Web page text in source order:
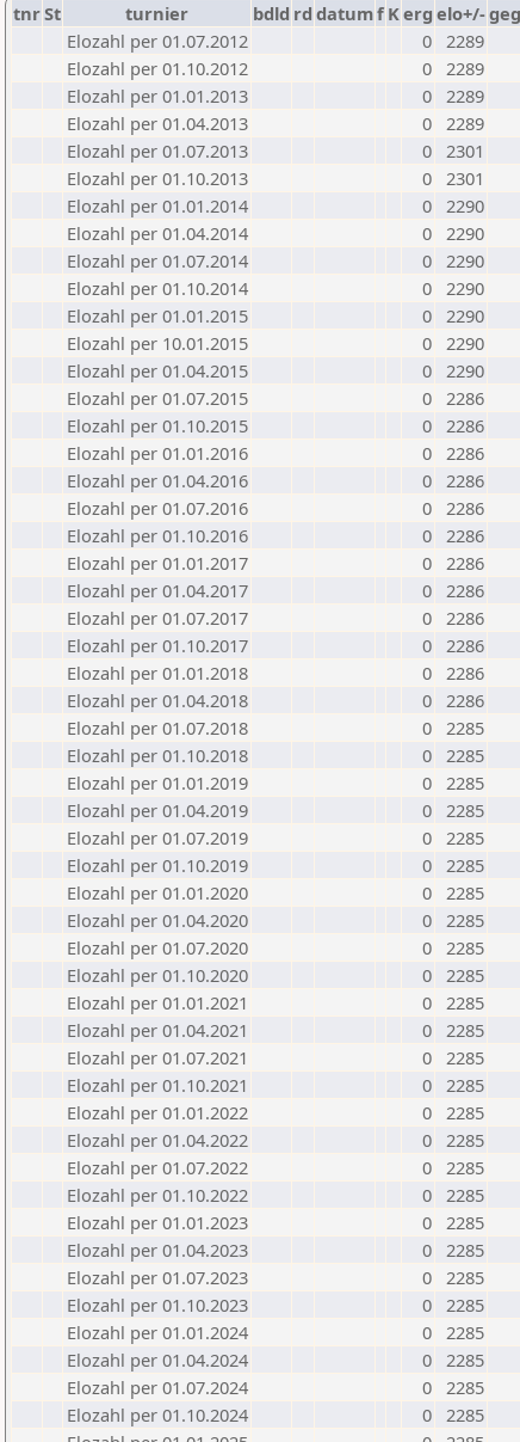
tnrSt turnier bdld rd datumf Kerg elo+/-
Elozahl per 01.07.2012
0 2289
Elozahl per 01.10.2012
0 2289
Elozahl per 01.01.2013
0 2289
Elozahl per 01.04.2013
0 2289
Elozahl per 01.07.2013
0 2301
Elozahl per 01.10.2013
0 2301
Elozahl per 01.01.2014
0 2290
Elozahl per 01.04.2014
0 2290
Elozahl per 01.07.2014
0 2290
Elozahl per 01.10.2014
0 2290
Elozahl per 01.01.2015
0 2290
Elozahl per 10.01.2015
0 2290
Elozahl per 01.04.2015
0 2290
Elozahl per 01.07.2015
0 2286
Elozahl per 01.10.2015
0 2286
Elozahl per 01.01.2016
0 2286
Elozahl per 01.04.2016
0 2286
Elozahl per 01.07.2016
0 2286
Elozahl per 01.10.2016
0 2286
Elozahl per 01.01.2017
0 2286
Elozahl per 01.04.2017
0 2286
Elozahl per 01.07.2017
0 2286
Elozahl per 01.10.2017
0 2286
Elozahl per 01.01.2018
0 2286
Elozahl per 01.04.2018
0 2286
Elozahl per 01.07.2018
0 2285
Elozahl per 01.10.2018
0 2285
Elozahl per 01.01.2019
0 2285
Elozahl per 01.04.2019
0 2285
Elozahl per 01.07.2019
0 2285
Elozahl per 01.10.2019
0 2285
Elozahl per 01.01.2020
0 2285
Elozahl per 01.04.2020
0 2285
Elozahl per 01.07.2020
0 2285
Elozahl per 01.10.2020
0 2285
Elozahl per 01.01.2021
0 2285
Elozahl per 01.04.2021
0 2285
Elozahl per 01.07.2021
0 2285
Elozahl per 01.10.2021
0 2285
Elozahl per 01.01.2022
0 2285
Elozahl per 01.04.2022
0 2285
Elozahl per 01.07.2022
0 2285
Elozahl per 01.10.2022
0 2285
Elozahl per 01.01.2023
0 2285
Elozahl per 01.04.2023
0 2285
Elozahl per 01.07.2023
0 2285
Elozahl per 01.10.2023
0 2285
Elozahl per 01.01.2024
0 2285
Elozahl per 01.04.2024
0 2285
Elozahl per 01.07.2024
0 2285
Elozahl per 01.10.2024
0 2285